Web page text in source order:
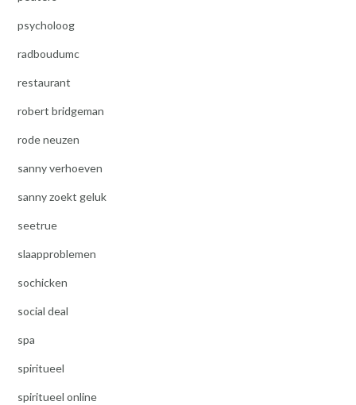
psycholoog
radboudumc
restaurant
robert bridgeman
rode neuzen
sanny verhoeven
sanny zoekt geluk
seetrue
slaapproblemen
sochicken
social deal
spa
spiritueel
spiritueel online